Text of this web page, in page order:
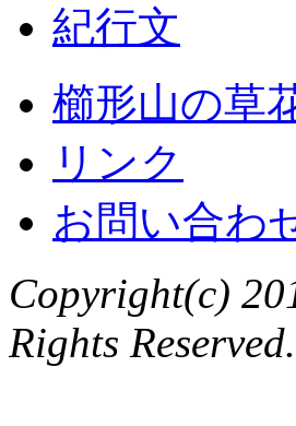
紀行文
櫛形山の草
リンク
お問い合わ
Copyright(c)
Rights Reserved.